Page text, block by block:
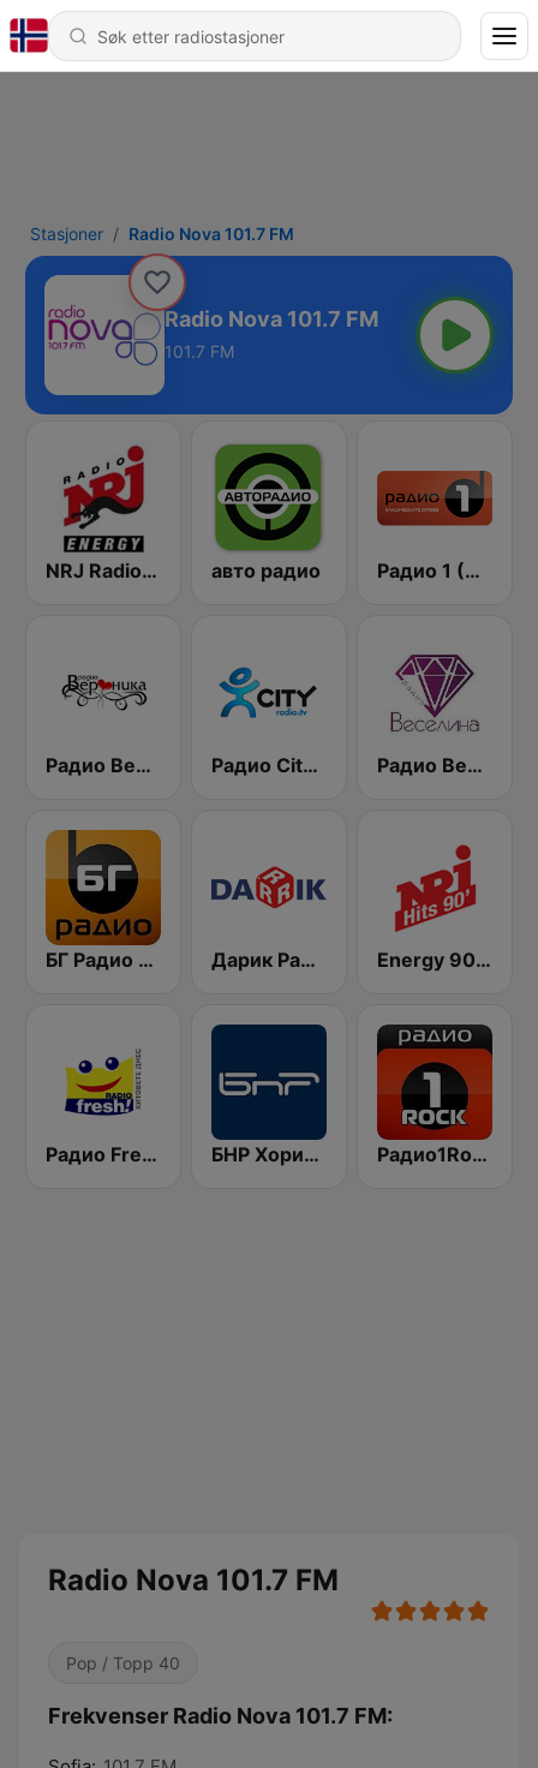
Stasjoner Radio Nova 101.7 FM
Radio Nova 101.7 FM
101.7 FM
NRJ Radio ENERGY авто радио Радио 1 (Radio 1)
Радио Вероника 96.7 (Radio Veronika) Радио City 99.7 FM Радио Веселина 99.1 FM
БГ Радио 91.9 ( BG Radio ) Дарик Радио ( Darik Radio ) Energy 90's Only
Радио Fresh! 100.3 FM БНР Хоризонт (BNR Horizont) Радио1Rock 98.3 FM ( Radio 1 Rock )
Radio Nova 101.7 FM
Pop / Topp 40
Frekvenser Radio Nova 101.7 FM: